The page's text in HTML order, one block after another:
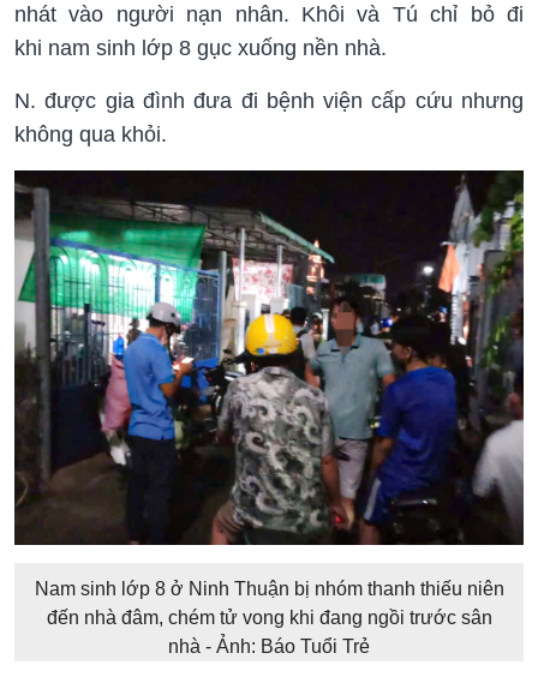
nhát vào người nạn nhân. Khôi và Tú chỉ bỏ đi
khi nam sinh lớp 8 gục xuống nền nhà.
N. được gia đình đưa đi bệnh viện cấp cứu nhưng
không qua khỏi.
Nam sinh lớp 8 ở Ninh Thuận bị nhóm thanh thiếu niên
đến nhà đâm, chém tử vong khi đang ngồi trước sân
nhà - Ảnh: Báo Tuổi Trẻ